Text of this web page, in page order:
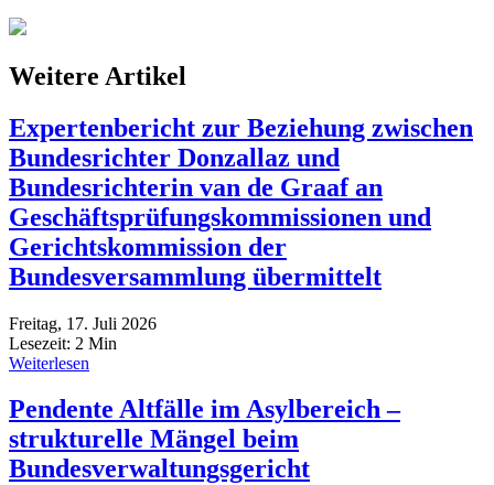
Weitere Artikel
Expertenbericht zur Beziehung zwischen
Bundesrichter Donzallaz und
Bundesrichterin van de Graaf an
Geschäftsprüfungskommissionen und
Gerichtskommission der
Bundesversammlung übermittelt
Freitag, 17. Juli 2026
Lesezeit: 2 Min
Weiterlesen
Pendente Altfälle im Asylbereich –
strukturelle Mängel beim
Bundesverwaltungsgericht